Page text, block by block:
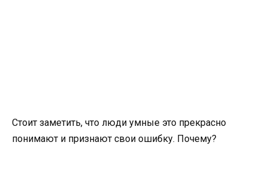
Стоит заметить, что люди умные это прекрасно
понимают и признают свои ошибку. Почему?